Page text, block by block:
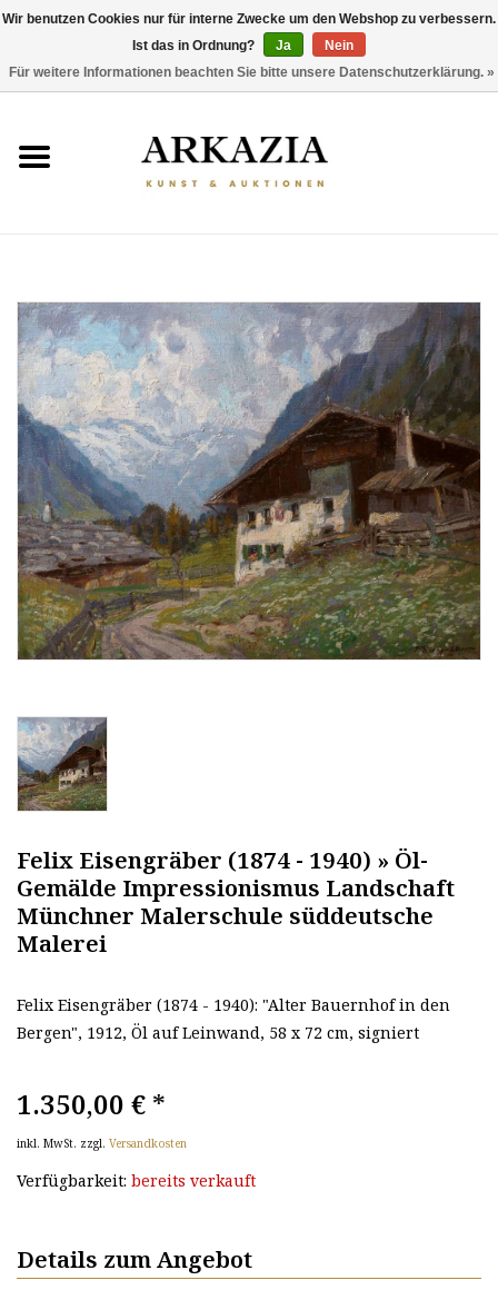
AKTUELLER KATALOG
THEMEN
ENTDECKEN
Felix Eisengräber (1874 - 1940) » Öl-
Gemälde Impressionismus Landschaft
Münchner Malerschule süddeutsche
Malerei
Felix Eisengräber (1874 - 1940): "Alter Bauernhof in den
Bergen", 1912, Öl auf Leinwand, 58 x 72 cm, signiert
1.350,00 € *
inkl. MwSt. zzgl. Versandkosten
Verfügbarkeit: bereits verkauft
Details zum Angebot
Wir benutzen Cookies nur für interne Zwecke um den Webshop zu verbessern.
Ist das in Ordnung?
Ja
Nein
Für weitere Informationen beachten Sie bitte unsere Datenschutzerklärung. »